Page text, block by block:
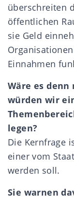
überschreiten
öffentlichen
sie Geld
Einnahmen
Wäre es denn
würden wir
legen?
Die Kernfrage
einer vom
werden soll.
Sie warnen